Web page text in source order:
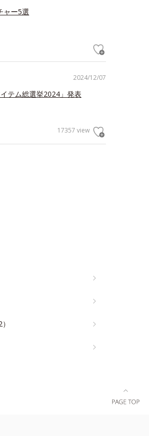
ャー5選
2024/12/07
テム総選挙2024」発表
17357 view